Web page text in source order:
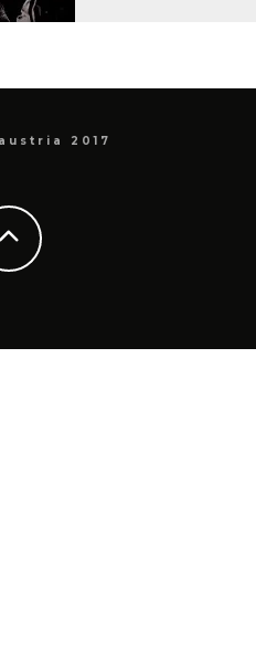
2017